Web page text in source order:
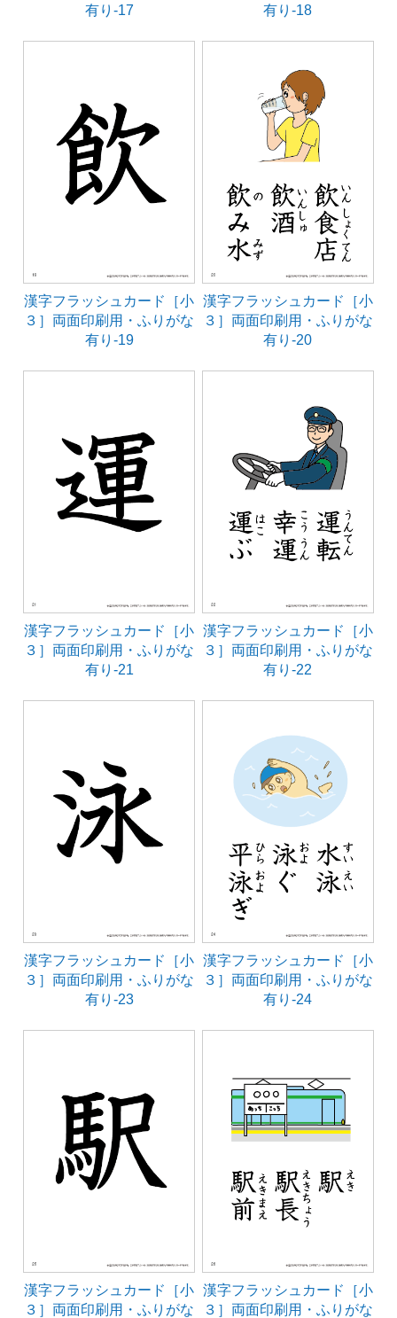
有り-17
有り-18
漢字フラッシュカード［小
３］両面印刷用・ふりがな
有り-19
漢字フラッシュカード［小
３］両面印刷用・ふりがな
有り-20
漢字フラッシュカード［小
３］両面印刷用・ふりがな
有り-21
漢字フラッシュカード［小
３］両面印刷用・ふりがな
有り-22
漢字フラッシュカード［小
３］両面印刷用・ふりがな
有り-23
漢字フラッシュカード［小
３］両面印刷用・ふりがな
有り-24
漢字フラッシュカード［小
３］両面印刷用・ふりがな
漢字フラッシュカード［小
３］両面印刷用・ふりがな